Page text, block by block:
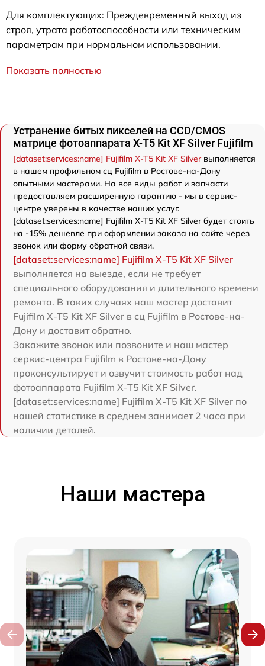
Для комплектующих: Преждевременный выход из
строя, утрата работоспособности или техническим
параметрам при нормальном использовании.
Показать полностью
Устранение битых пикселей на CCD/CMOS
матрице фотоаппарата X-T5 Kit XF Silver Fujifilm
[dataset:services:name] Fujifilm X-T5 Kit XF Silverвыполняется
в нашем профильном сц Fujifilm в Ростове-на-Дону
опытными мастерами. На все виды работ и запчасти
предоставляем расширенную гарантию - мы в сервис-
центре уверены в качестве наших услуг.
[dataset:services:name] Fujifilm X-T5 Kit XF Silver будет стоить
на -15% дешевле при оформлении заказа на сайте через
звонок или форму обратной связи.
[dataset:services:name] Fujifilm X-T5 Kit XF Silver
выполняется на выезде, если не требует
специального оборудования и длительного времени
ремонта. В таких случаях наш мастер доставит
Fujifilm X-T5 Kit XF Silver в сц Fujifilm в Ростове-на-
Дону и доставит обратно.
Закажите звонок или позвоните и наш мастер
сервис-центра Fujifilm в Ростове-на-Дону
проконсультирует и озвучит стоимость работ над
фотоаппарата Fujifilm X-T5 Kit XF Silver.
[dataset:services:name] Fujifilm X-T5 Kit XF Silver по
нашей статистике в среднем занимает 2 часа при
наличии деталей.
Наши мастера